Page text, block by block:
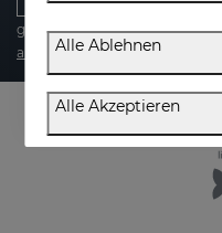
Ich habe gelesen und
gelesen und bin damit
allgemeine bedingungen
Alle Ablehnen
Alle Akzeptieren